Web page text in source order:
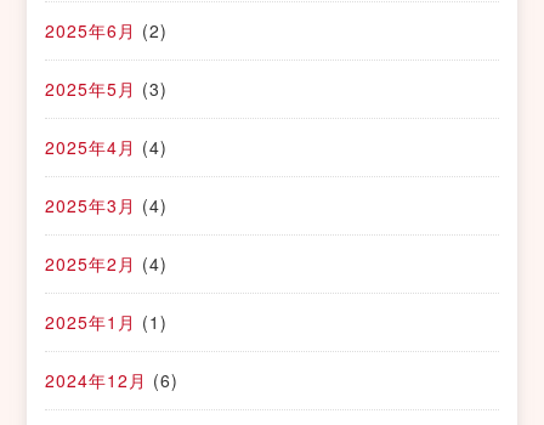
2025年6月 (2)
2025年5月 (3)
2025年4月 (4)
2025年3月 (4)
2025年2月 (4)
2025年1月 (1)
2024年12月 (6)